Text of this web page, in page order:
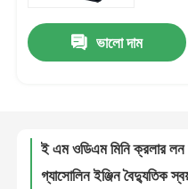
আমাদের সম্পর্কে
মান নিয়ন্ত্রণ
ভালো দাম